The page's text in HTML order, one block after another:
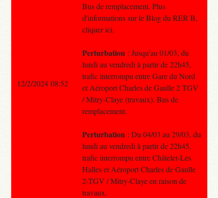
Bus de remplacement. Plus
d'informations sur le Blog du RER B,
cliquer ici.
Perturbation : Jusqu'au 01/03, du
lundi au vendredi à partir de 22h45,
trafic interrompu entre Gare du Nord
et Aéroport Charles de Gaulle 2 TGV
/ Mitry-Claye (travaux). Bus de
remplacement.
Perturbation : Du 04/03 au 29/03, du
lundi au vendredi à partir de 22h45,
trafic interrompu entre Châtelet-Les
Halles et Aéroport Charles de Gaulle
2-TGV / Mitry-Claye en raison de
travaux.
12/2/2024 08:52